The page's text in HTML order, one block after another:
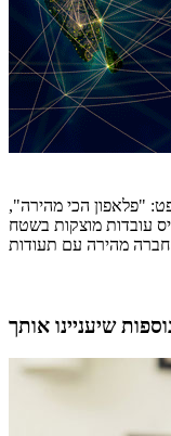
"פלאפון הכי מהירה",
שיעניינו אותך